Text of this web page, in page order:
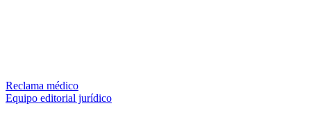
Reclama médico
Equipo editorial jurídico